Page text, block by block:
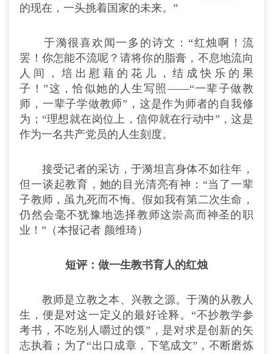
的现在，一头挑着国家的未来。”
于漪很喜欢闻一多的诗文：“红烛啊！流
罢！你怎能不流呢？请将你的脂膏，不息地流向
人间，培出慰藉的花儿，结成快乐的果
子！”这，恰似她的人生写照——“一辈子做教
师，一辈子学做教师”，这是作为师者的自我修
为；“理想就在岗位上，信仰就在行动中”，这是
作为一名共产党员的人生刻度。
接受记者的采访，于漪坦言身体不如往年，
但一谈起教育，她的目光清亮有神：“当了一辈
子教师，虽九死而不悔。假如我有第二次生命，
仍然会毫不犹豫地选择教师这崇高而神圣的职
业！”（本报记者 颜维琦）
短评：做一生教书育人的红烛
教师是立教之本、兴教之源。于漪的从教人
生，便是对这一定义的最好诠释。“不抄教学参
考书，不吃别人嚼过的馍”，是对求是创新的矢
志执着；为了“出口成章，下笔成文”，不断磨炼